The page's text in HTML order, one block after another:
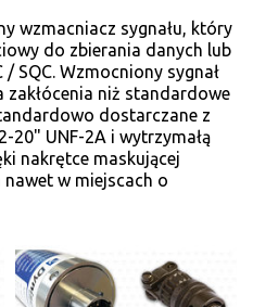
wzmacniacz sygnału, który
do zbierania danych lub
SQC. Wzmocniony sygnał
zakłócenia niż standardowe
dostarczane z
20" UNF-2A i wytrzymałą
nakrętce maskującej
w miejscach o